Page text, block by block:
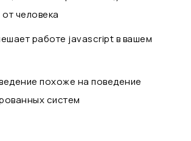
человека
работе javascript в вашем
похоже на поведение
систем